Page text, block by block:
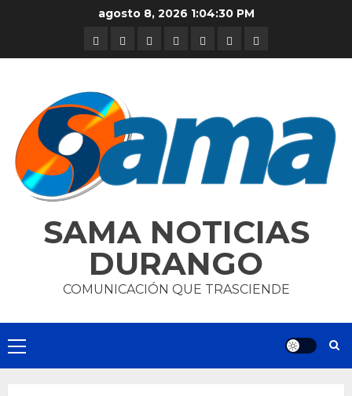
agosto 8, 2026 1:04:30 PM
DURANGO
NACIONAL
INTERNACIONAL
DEPORTES
ENTRETENIMIENTO
CIENCIA
Y
OPINION
SAMA NOTICIAS
DURANGO
COMUNICACIÓN QUE TRASCIENDE
Primary
Menu